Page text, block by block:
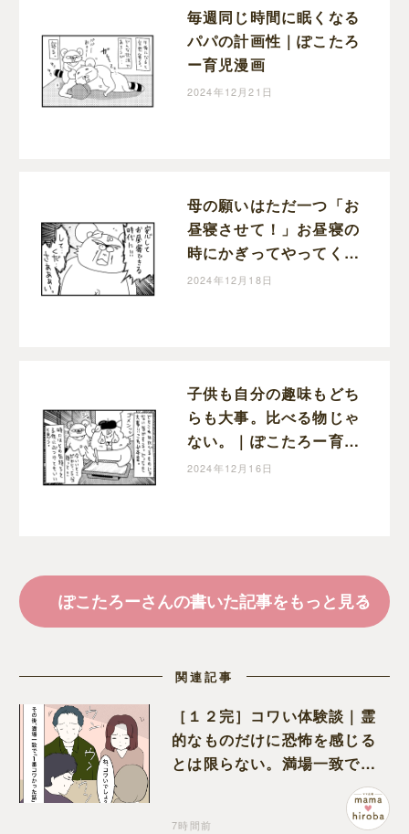
毎週同じ時間に眠くなる
パパの計画性｜ぽこたろ
ー育児漫画
2024年12月21日
母の願いはただ一つ「お
昼寝させて！」お昼寝の
時にかぎってやってくる
宣伝車｜ぽこたろー育児
2024年12月18日
子供も自分の趣味もどち
らも大事。比べる物じゃ
ない。｜ぽこたろー育児
漫画
2024年12月16日
ぽこたろーさんの書いた記事をもっと見る
関連記事
［１２完］コワい体験談｜霊
的なものだけに恐怖を感じる
とは限らない。満場一致でコ
ワいと認定された意外な体験
7時間前